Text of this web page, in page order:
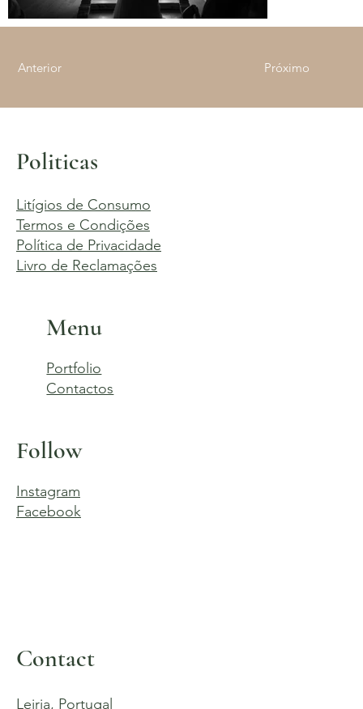
Anterior Próximo
Menu
Portfolio
Contactos
Follow
Instagram
Facebook
Contact
Leiria, Portugal
Politicas
Litígios de Consumo
Termos e Condições
Política de Privacidade
Livro de Reclamações